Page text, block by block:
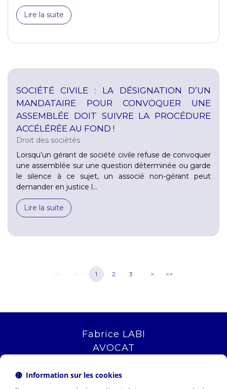
Lire la suite
SOCIÉTÉ CIVILE : LA DÉSIGNATION D’UN
MANDATAIRE POUR CONVOQUER UNE
ASSEMBLÉE DOIT SUIVRE LA PROCÉDURE
ACCÉLÉRÉE AU FOND !
Droit des sociétés
Lorsqu’un gérant de société civile refuse de convoquer
une assemblée sur une question déterminée ou garde
le silence à ce sujet, un associé non-gérant peut
demander en justice l...
Lire la suite
1 2 3 > >>
Fabrice LABI
AVOCAT
13006 MARSEILLE
Information sur les cookies